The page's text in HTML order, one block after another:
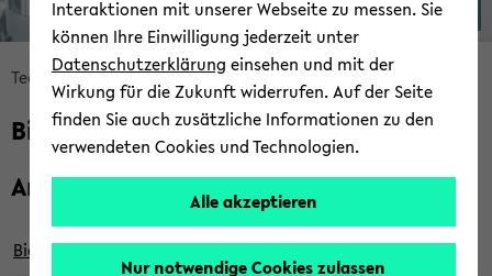
skip
breadcrumb
navigation
main
Tech­ni­sche Fa­kul­tät For­schung
© Uni­ver­si­tät Bie­le­feld
Bio­tech­no­lo­gie
Ar­beits­grup­pen
Bio­pro­zess­tech­nik
Interaktionen mit unserer Webseite zu messen. Sie
können Ihre Einwilligung jederzeit unter
Datenschutzerklärung einsehen und mit der
Wirkung für die Zukunft widerrufen. Auf der Seite
finden Sie auch zusätzliche Informationen zu den
verwendeten Cookies und Technologien.
Alle akzeptieren
Nur notwendige Cookies zulassen